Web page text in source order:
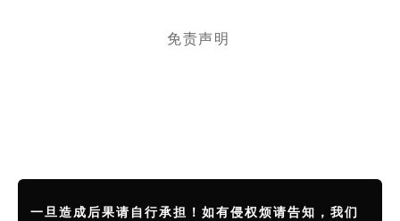
免责声明
一旦造成后果请自行承担！如有侵权烦请告知，我们